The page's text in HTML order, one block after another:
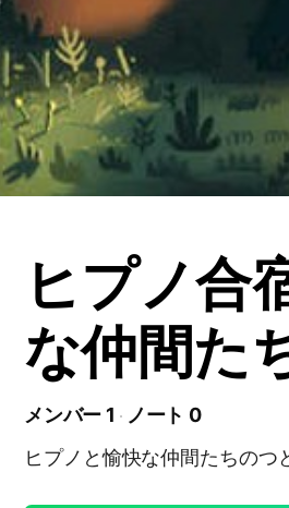
ヒプノ合
な仲間た
メンバー 1
ノート 0
ヒプノと愉快な仲間たちのつ